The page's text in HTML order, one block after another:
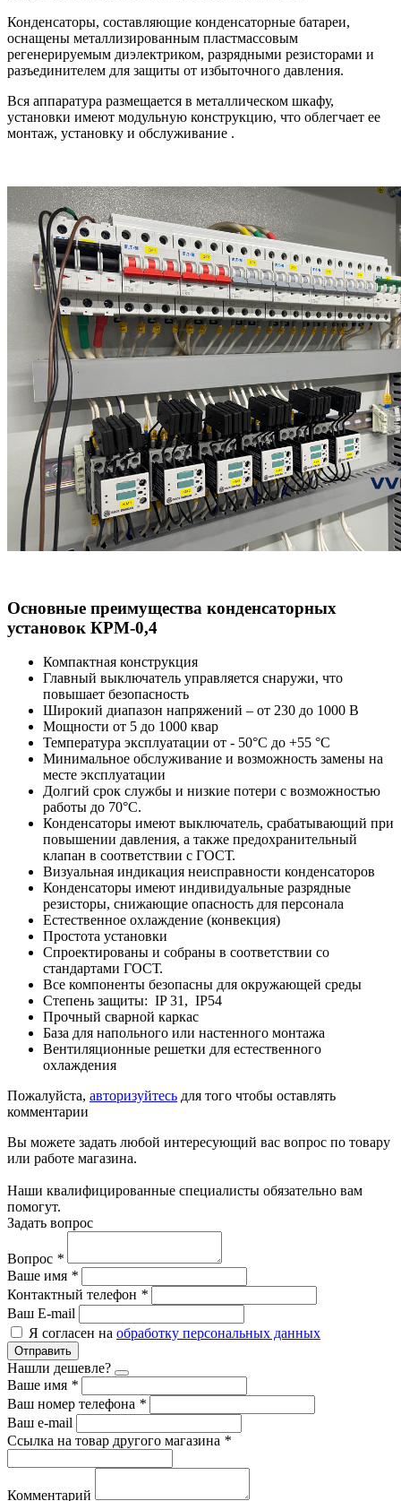
Конденсаторы, составляющие конденсаторные батареи,
оснащены металлизированным пластмассовым
регенерируемым диэлектриком, разрядными резисторами и
разъединителем для защиты от избыточного давления.
Вся аппаратура размещается в металлическом шкафу,
установки имеют модульную конструкцию, что облегчает ее
монтаж, установку и обслуживание .
Основные преимущества конденсаторных
установок КРМ-0,4
Компактная конструкция
Главный выключатель управляется снаружи, что
повышает безопасность
Широкий диапазон напряжений – от 230 до 1000 В
Мощности от 5 до 1000 квар
Температура эксплуатации от - 50°C до +55 °C
Минимальное обслуживание и возможность замены на
месте эксплуатации
Долгий срок службы и низкие потери с возможностью
работы до 70°C.
Конденсаторы имеют выключатель, срабатывающий при
повышении давления, а также предохранительный
клапан в соответствии с ГОСТ.
Визуальная индикация неисправности конденсаторов
Конденсаторы имеют индивидуальные разрядные
резисторы, снижающие опасность для персонала
Естественное охлаждение (конвекция)
Простота установки
Спроектированы и собраны в соответствии со
стандартами ГОСТ.
Все компоненты безопасны для окружающей среды
Степень защиты: IP 31, IP54
Прочный сварной каркас
База для напольного или настенного монтажа
Вентиляционные решетки для естественного
охлаждения
Пожалуйста, авторизуйтесь для того чтобы оставлять
комментарии
Вы можете задать любой интересующий вас вопрос по товару
или работе магазина.
Наши квалифицированные специалисты обязательно вам
помогут.
Задать вопрос
Вопрос *
Ваше имя *
Контактный телефон *
Ваш E-mail
Я согласен на обработку персональных данных
Отправить
Нашли дешевле?
Ваше имя *
Ваш номер телефона *
Ваш e-mail
Ссылка на товар другого магазина *
Комментарий